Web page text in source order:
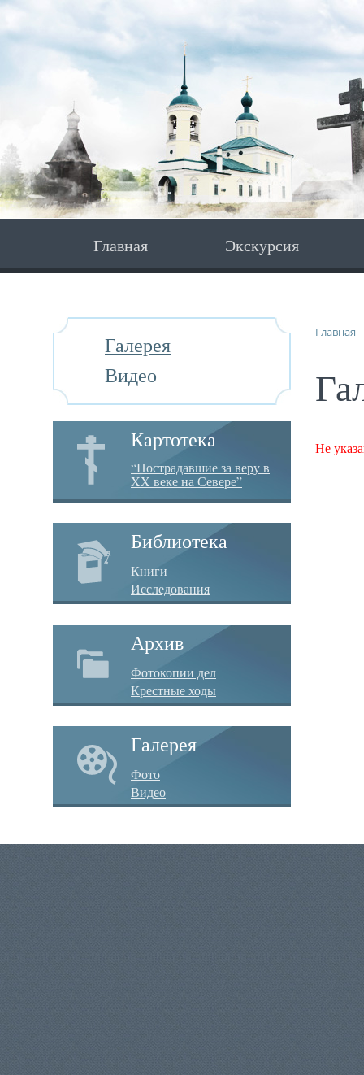
Главная Экскурсия
Галерея
Видео
Картотека
“Пострадавшие за веру в
XX веке на Севере”
Библиотека
Книги
Исследования
Архив
Фотокопии дел
Крестные ходы
Галерея
Фото
Видео
Главная
Не